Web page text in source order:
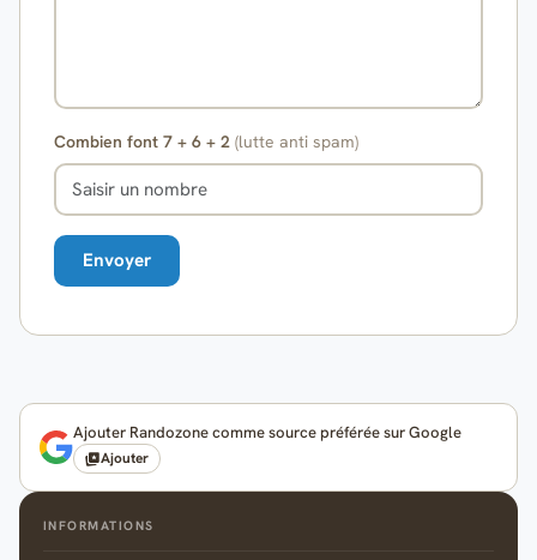
Combien font 7 + 6 + 2 (lutte anti spam)
Ajouter Randozone comme source préférée sur Google
Ajouter
INFORMATIONS